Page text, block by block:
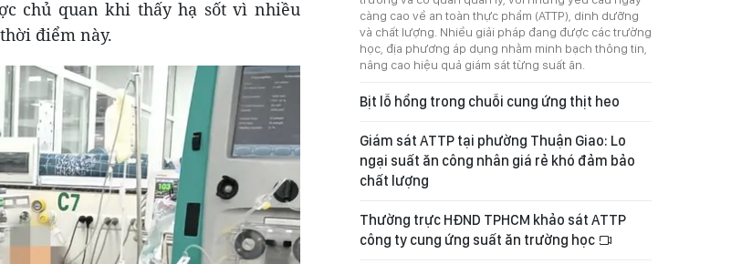
chủ quan khi thấy hạ sốt vì nhiều
điểm này.
càng cao về an toàn thực phẩm (ATTP), dinh dưỡng
và chất lượng. Nhiều giải pháp đang được các trường
học, địa phương áp dụng nhằm minh bạch thông tin,
nâng cao hiệu quả giám sát từng suất ăn.
Bịt lỗ hổng trong chuỗi cung ứng thịt heo
Giám sát ATTP tại phường Thuận Giao: Lo
ngại suất ăn công nhân giá rẻ khó đảm bảo
chất lượng
Thường trực HĐND TPHCM khảo sát ATTP
công ty cung ứng suất ăn trường học